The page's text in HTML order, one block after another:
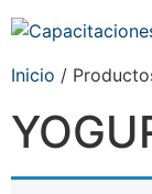
Inicio /